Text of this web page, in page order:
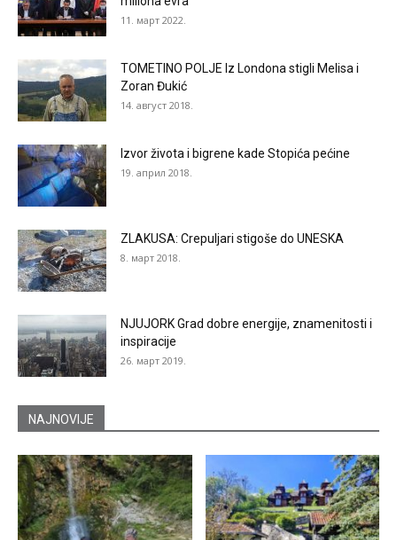
11. март 2022.
TOMETINO POLJE Iz Londona stigli Melisa i
Zoran Đukić
14. август 2018.
Izvor života i bigrene kade Stopića pećine
19. април 2018.
ZLAKUSA: Crepuljari stigoše do UNESKA
8. март 2018.
NJUJORK Grad dobre energije, znamenitosti i
inspiracije
26. март 2019.
NAJNOVIJE